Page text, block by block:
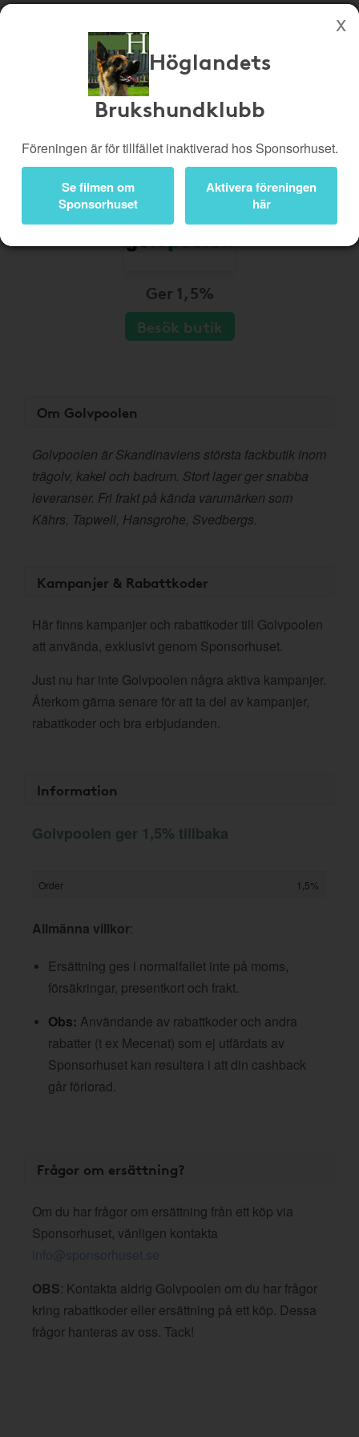
Köp genom denna sida stöttar Höglandets Brukshundklubb
Butiker
Bli medlem
Logga in
Höglandets
Brukshundklubb
Föreningen är för tillfället inaktiverad hos Sponsorhuset.
Se filmen om
Sponsorhuset
Aktivera föreningen
här
Ger 1,5%
Besök butik
Om Golvpoolen
Golvpoolen är Skandinaviens största fackbutik inom
trägolv, kakel och badrum. Stort lager ger snabba
leveranser. Fri frakt på kända varumärken som
Kährs, Tapwell, Hansgrohe, Svedbergs.
Kampanjer & Rabattkoder
Här finns kampanjer och rabattkoder till Golvpoolen
att använda, exklusivt genom Sponsorhuset.
Just nu har inte Golvpoolen några aktiva kampanjer.
Återkom gärna senare för att ta del av kampanjer,
rabattkoder och bra erbjudanden.
Information
Golvpoolen ger 1,5% tillbaka
Order 1,5%
Allmänna villkor:
Ersättning ges i normalfallet inte på moms,
försäkringar, presentkort och frakt.
Obs: Användande av rabattkoder och andra
rabatter (t ex Mecenat) som ej utfärdats av
Sponsorhuset kan resultera i att din cashback
går förlorad.
Frågor om ersättning?
Om du har frågor om ersättning från ett köp via
Sponsorhuset, vänligen kontakta
info@sponsorhuset.se
OBS: Kontakta aldrig Golvpoolen om du har frågor
kring rabattkoder eller ersättning på ett köp. Dessa
frågor hanteras av oss. Tack!